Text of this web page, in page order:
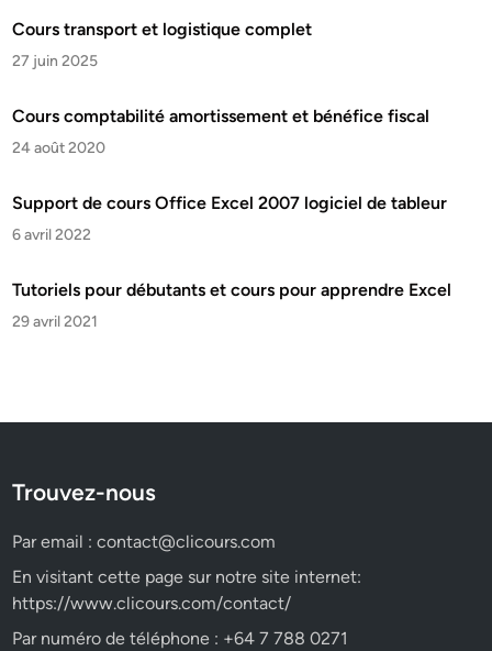
Cours transport et logistique complet
27 juin 2025
Cours comptabilité amortissement et bénéfice fiscal
24 août 2020
Support de cours Office Excel 2007 logiciel de tableur
6 avril 2022
Tutoriels pour débutants et cours pour apprendre Excel
29 avril 2021
Trouvez-nous
Par email :contact@clicours.com
En visitant cette page sur notre site internet:
https://www.clicours.com/contact/
Par numéro de téléphone : +64 7 788 0271